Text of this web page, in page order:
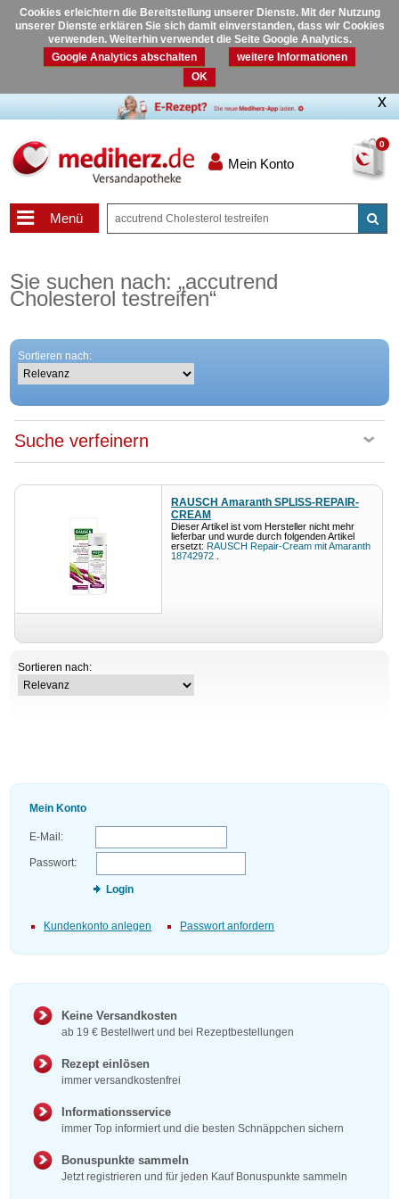
Cookies erleichtern die Bereitstellung unserer Dienste. Mit der Nutzung
unserer Dienste erklären Sie sich damit einverstanden, dass wir Cookies
verwenden. Weiterhin verwendet die Seite Google Analytics.
Google Analytics abschalten
weitere Informationen
OK
0
Mein Konto
Menü
Sie suchen nach: „accutrend
Cholesterol testreifen“
Sortieren nach:
Suche verfeinern
RAUSCH Amaranth SPLISS-REPAIR-
CREAM
Dieser Artikel ist vom Hersteller nicht mehr
lieferbar und wurde durch folgenden Artikel
ersetzt: RAUSCH Repair-Cream mit Amaranth
18742972
Sortieren nach:
Mein Konto
E-Mail:
Passwort:
Login
Kundenkonto anlegen Passwort anfordern
Keine Versandkosten
ab 19 € Bestellwert und bei Rezeptbestellungen
Rezept einlösen
immer versandkostenfrei
Informationsservice
immer Top informiert und die besten Schnäppchen sichern
Bonuspunkte sammeln
Jetzt registrieren und für jeden Kauf Bonuspunkte sammeln